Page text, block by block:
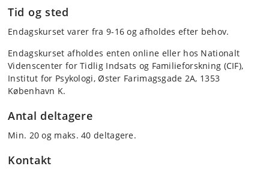
Tid og sted
Endagskurset varer fra 9-16 og afholdes efter behov.
Endagskurset afholdes enten online eller hos Nationalt
Videnscenter for Tidlig Indsats og Familieforskning (CIF),
Institut for Psykologi, Øster Farimagsgade 2A, 1353
København K.
Antal deltagere
Min. 20 og maks. 40 deltagere.
Kontakt